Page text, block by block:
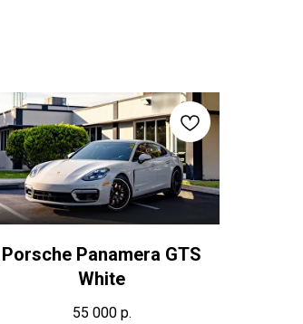
Porsche Panamera GTS
White
55 000 р.